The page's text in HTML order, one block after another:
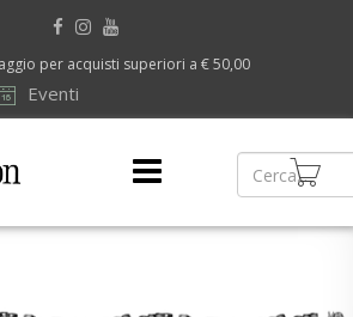
per acquisti superiori a € 50,00
Eventi